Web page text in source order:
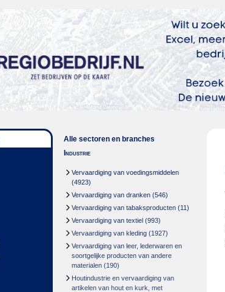
Alle sectoren en branches
Industrie
Vervaardiging van voedingsmiddelen
(4923)
Vervaardiging van dranken (546)
Vervaardiging van tabaksproducten (11)
Vervaardiging van textiel (993)
Vervaardiging van kleding (1927)
Vervaardiging van leer, lederwaren en
soortgelijke producten van andere
materialen (190)
Houtindustrie en vervaardiging van
artikelen van hout en kurk, met